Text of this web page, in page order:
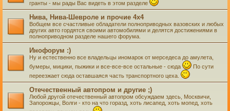
гранты - мы рады Вас видеть в этом разделе
Нива, Нива-Шевроле и прочие 4х4
Вобщем все счастливые обладатели полноприводных вазовских и любых
других авто гордятся своими автомобилями и делятся достижениями в
полноприводном разделе нашего форума.
Инофорум :)
Ну и естественно все владельцы иномарок от мерседеса до амулета,
бумеры, мицики, пыжики и все-все-все остальные - сюда
По сути
переезжает сюда оставшаяся часть транспортного цеха.
Отечественный автопром и другие ;)
Любой другой отечественный автопром обсуждаем здесь, Москвичи,
Запорожцы, Волги - кто на что горазд, хоть лисапед, хоть мопед, хоть